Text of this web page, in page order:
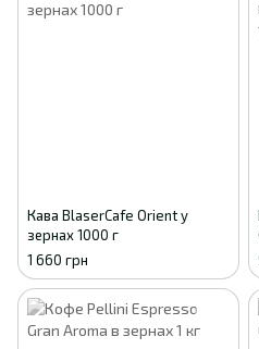
Кава BlaserCafe Orient у
зернах 1000 г
1 660 грн